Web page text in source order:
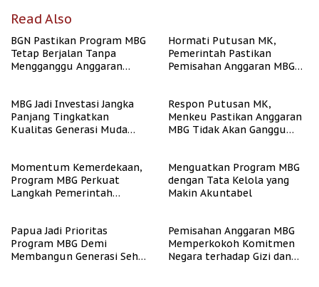
Read Also
BGN Pastikan Program MBG
Tetap Berjalan Tanpa
Mengganggu Anggaran
Hormati Putusan MK,
Pemerintah Pastikan
Pemisahan Anggaran MBG
MBG Jadi Investasi Jangka
Panjang Tingkatkan
Kualitas Generasi Muda
Respon Putusan MK,
Menkeu Pastikan Anggaran
MBG Tidak Akan Ganggu
Momentum Kemerdekaan,
Program MBG Perkuat
Langkah Pemerintah
Menguatkan Program MBG
dengan Tata Kelola yang
Makin Akuntabel
Papua Jadi Prioritas
Program MBG Demi
Membangun Generasi Sehat
Pemisahan Anggaran MBG
Memperkokoh Komitmen
Negara terhadap Gizi dan